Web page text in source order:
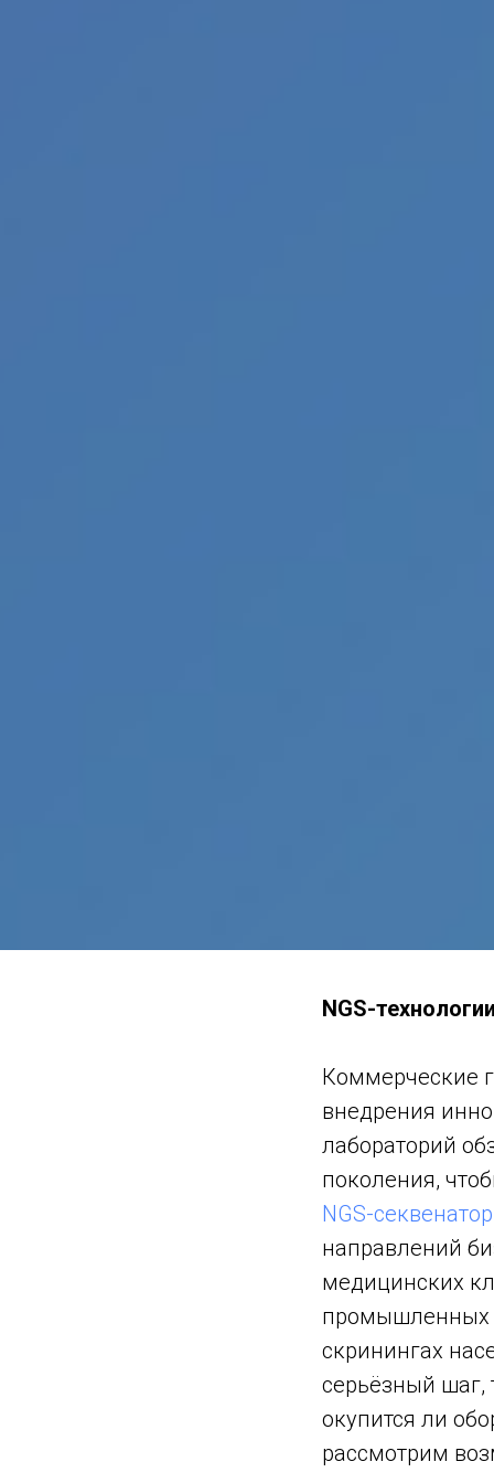
NGS-
Коммерческие
внедрения
лабораторий
поколения,
NGS-секвенатор
направлений
медицинских
промышленных
скринингах
серьёзный шаг,
окупится ли
рассмотрим